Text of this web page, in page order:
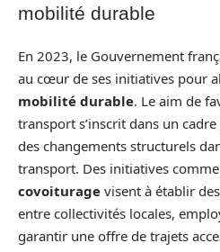
mobilité durable
En 2023, le Gouvernement
au cœur de ses initiatives pour
mobilité durable. Le aim de
transport s’inscrit dans un
des changements structurels
transport. Des initiatives
covoiturage visent à établir
entre collectivités locales,
garantir une offre de trajets